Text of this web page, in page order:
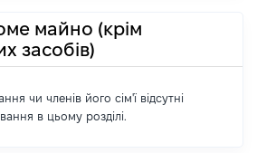
майно (крім
засобів)
чи членів його сім'ї відсутні
в цьому розділі.